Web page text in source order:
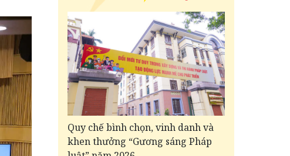
Quy chế bình chọn, vinh danh và
khen thưởng “Gương sáng Pháp